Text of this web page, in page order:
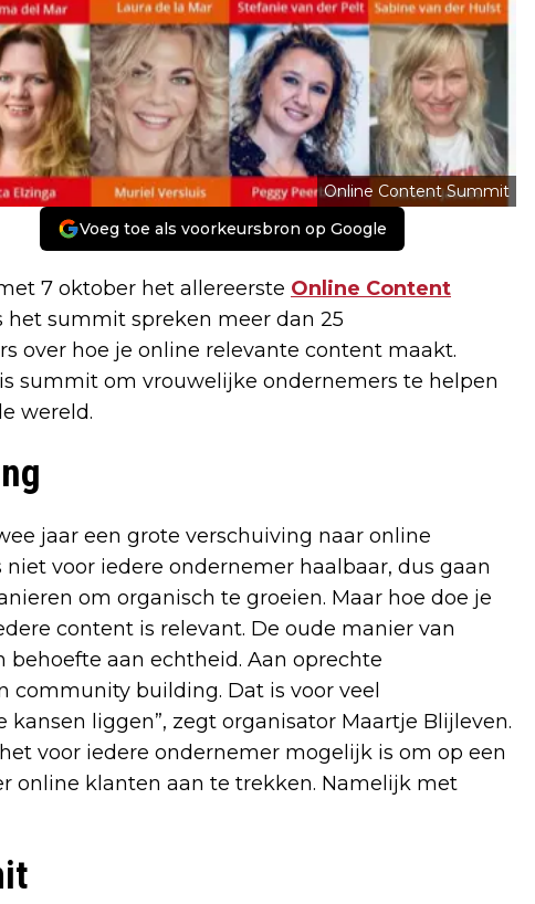
Online Content Summit
Voeg toe als voorkeursbron op Google
7 oktober het allereerste Online Content
summit spreken meer dan 25
over hoe je online relevante content maakt.
summit om vrouwelijke ondernemers te helpen
wereld.
jaar een grote verschuiving naar online
voor iedere ondernemer haalbaar, dus gaan
om organisch te groeien. Maar hoe doe je
content is relevant. De oude manier van
aan echtheid. Aan oprechte
building. Dat is voor veel
liggen”, zegt organisator Maartje Blijleven.
voor iedere ondernemer mogelijk is om op een
online klanten aan te trekken. Namelijk met